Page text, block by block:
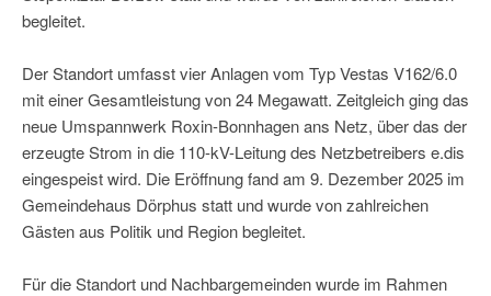
begleitet.
Der Standort umfasst vier Anlagen vom Typ Vestas V162/6.0
mit einer Gesamtleistung von 24 Megawatt. Zeitgleich ging das
neue Umspannwerk Roxin-Bonnhagen ans Netz, über das der
erzeugte Strom in die 110-kV-Leitung des Netzbetreibers e.dis
eingespeist wird. Die Eröffnung fand am 9. Dezember 2025 im
Gemeindehaus Dörphus statt und wurde von zahlreichen
Gästen aus Politik und Region begleitet.
Für die Standort und Nachbargemeinden wurde im Rahmen